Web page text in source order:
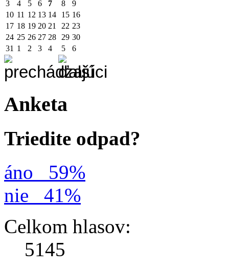
3 4 5 6 7 8
9
10 11 12 13 14 15 16
17 18 19 20 21 22 23
24 25 26 27 28 29 30
31 1 2 3 4 5 6
Anketa
Triedite odpad?
áno
59%
nie
41%
Celkom hlasov:
5145